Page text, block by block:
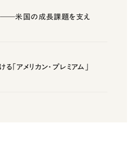
――米国の成長課題を支え
アメリカン・プレミアム」